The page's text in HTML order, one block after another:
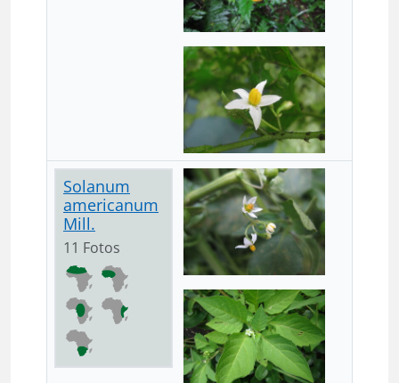
Solanum
americanum
Mill.
11 Fotos